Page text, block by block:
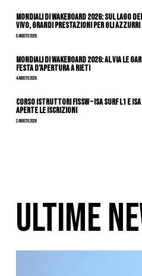
Mondiali di Wakeboard 2026: sul Lago
vivo, grandi prestazioni per gli azzurri
5 Agosto 2026
Mondiali di Wakeboard 2026: al via le
festa d’apertura a Rieti
4 Agosto 2026
CORSO ISTRUTTORI FISSW – ISA SURF L1 e
APERTE LE ISCRIZIONI
2 Agosto 2026
ULTIME